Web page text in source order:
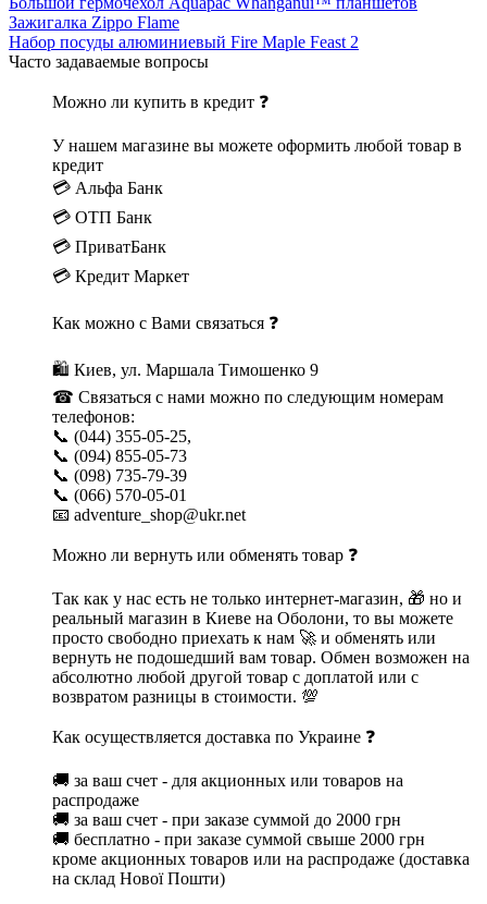
Зажигалка Zippo Flame
Набор посуды алюминиевый Fire Maple Feast 2
Часто задаваемые вопросы
Можно ли купить в кредит ❓
У нашем магазине вы можете оформить любой товар в
кредит
💳 Альфа Банк
💳 ОТП Банк
💳 ПриватБанк
💳 Кредит Маркет
Как можно с Вами связаться ❓
🛍 Киев, ул. Маршала Тимошенко 9
☎ Связаться с нами можно по следующим номерам
телефонов:
📞 (044) 355-05-25,
📞 (094) 855-05-73
📞 (098) 735-79-39
📞 (066) 570-05-01
📧 adventure_shop@ukr.net
Можно ли вернуть или обменять товар ❓
Так как у нас есть не только интернет-магазин, 🎁 но и
реальный магазин в Киеве на Оболони, то вы можете
просто свободно приехать к нам 🚀 и обменять или
вернуть не подошедший вам товар. Обмен возможен на
абсолютно любой другой товар с доплатой или с
возвратом разницы в стоимости. 💯
Как осуществляется доставка по Украине ❓
🚚 за ваш счет - для акционных или товаров на
распродаже
🚚 за ваш счет - при заказе суммой до 2000 грн
🚚 бесплатно - при заказе суммой свыше 2000 грн
кроме акционных товаров или на распродаже (доставка
на склад Нової Пошти)